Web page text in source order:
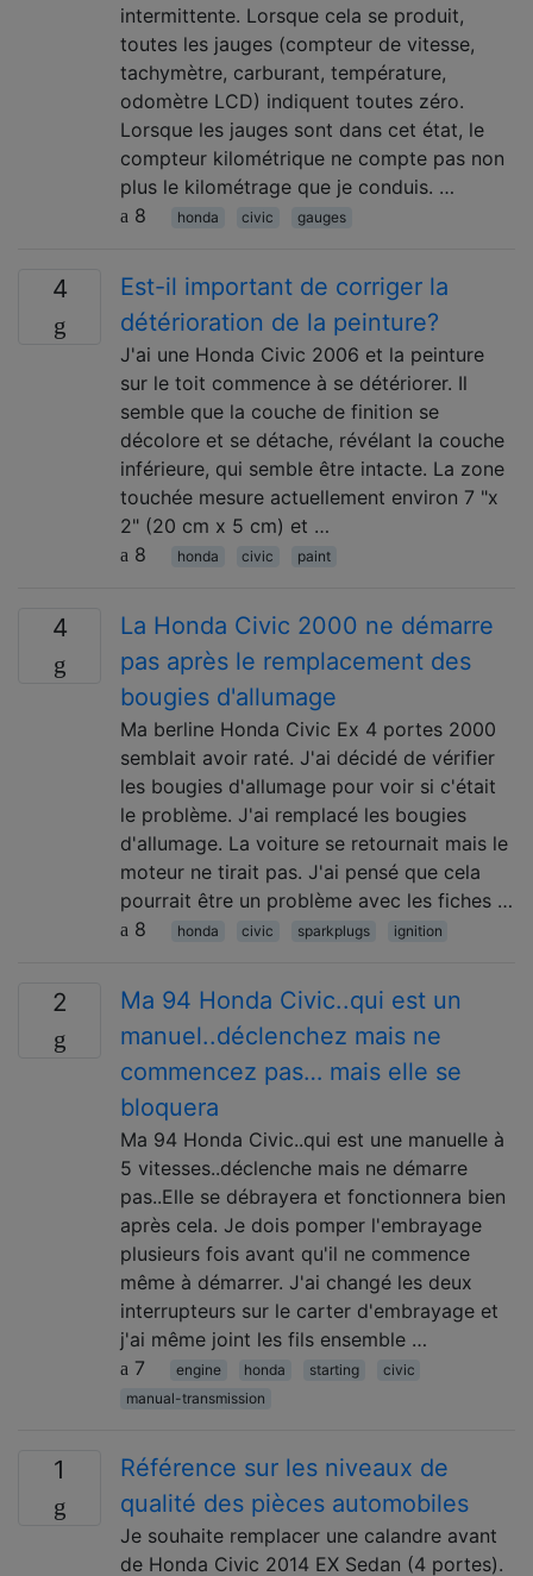
intermittente. Lorsque cela se produit,
toutes les jauges (compteur de vitesse,
tachymètre, carburant, température,
odomètre LCD) indiquent toutes zéro.
Lorsque les jauges sont dans cet état, le
compteur kilométrique ne compte pas non
plus le kilométrage que je conduis. …
8
honda civic gauges
4
Est-il important de corriger la
détérioration de la peinture?
J'ai une Honda Civic 2006 et la peinture
sur le toit commence à se détériorer. Il
semble que la couche de finition se
décolore et se détache, révélant la couche
inférieure, qui semble être intacte. La zone
touchée mesure actuellement environ 7 "x
2" (20 cm x 5 cm) et …
8
honda civic paint
4
La Honda Civic 2000 ne démarre
pas après le remplacement des
bougies d'allumage
Ma berline Honda Civic Ex 4 portes 2000
semblait avoir raté. J'ai décidé de vérifier
les bougies d'allumage pour voir si c'était
le problème. J'ai remplacé les bougies
d'allumage. La voiture se retournait mais le
moteur ne tirait pas. J'ai pensé que cela
pourrait être un problème avec les fiches …
8
honda civic sparkplugs ignition
2
Ma 94 Honda Civic..qui est un
manuel..déclenchez mais ne
commencez pas… mais elle se
bloquera
Ma 94 Honda Civic..qui est une manuelle à
5 vitesses..déclenche mais ne démarre
pas..Elle se débrayera et fonctionnera bien
après cela. Je dois pomper l'embrayage
plusieurs fois avant qu'il ne commence
même à démarrer. J'ai changé les deux
interrupteurs sur le carter d'embrayage et
j'ai même joint les fils ensemble …
7
engine honda starting
civic
manual-transmission
1
Référence sur les niveaux de
qualité des pièces automobiles
Je souhaite remplacer une calandre avant
de Honda Civic 2014 EX Sedan (4 portes).